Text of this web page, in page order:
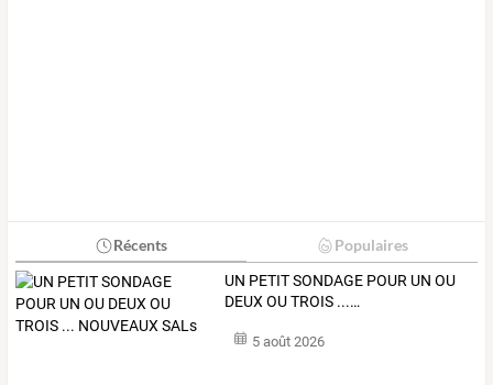
Récents Populaires
UN PETITSONDAGE POUR UN OU
DEUX OUTROIS ...…
5 août 2026